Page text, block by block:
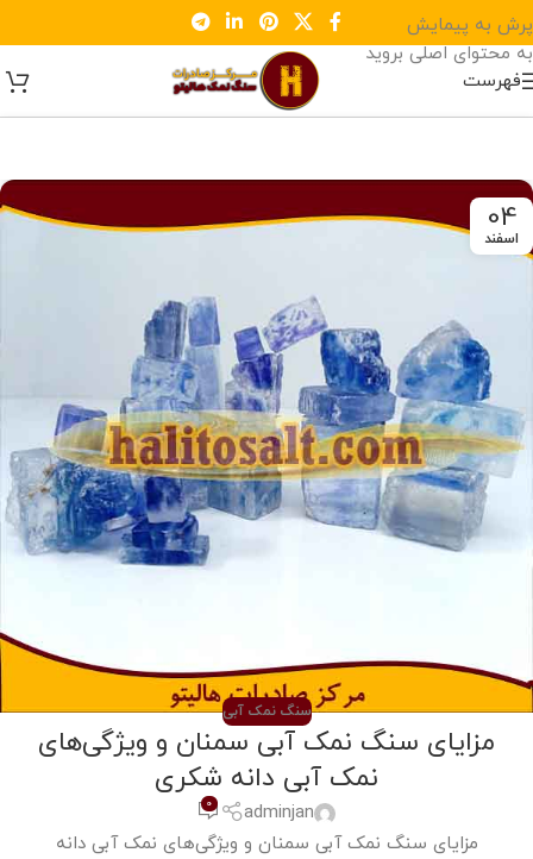
پرش به پیمایش
به محتوای اصلی بروید
فهرست
04
اسفند
سنگ نمک آبی
مزایای سنگ نمک آبی سمنان و ویژگی‌های
نمک آبی دانه شکری
adminjan
0
مزایای سنگ نمک آبی سمنان و ویژگی‌های نمک آبی دانه